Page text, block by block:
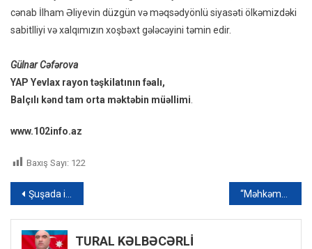
cənab İlham Əliyevin düzgün və məqsədyönlü siyasəti ölkəmizdəki
sabitlliyi və xalqımızın xoşbəxt gələcəyini təmin edir.
Gülnar Cəfərova
YAP Yevlax rayon təşkilatının fəalı,
Balçılı kənd tam orta məktəbin müəllimi
www.102info.az
Baxış Sayı: 122
Yazı
naviqasiyası
Şuşada icbari tibbi sığorta ilə bağlı dinləmə keçirildi
TURAL KƏLBƏCƏRLİ